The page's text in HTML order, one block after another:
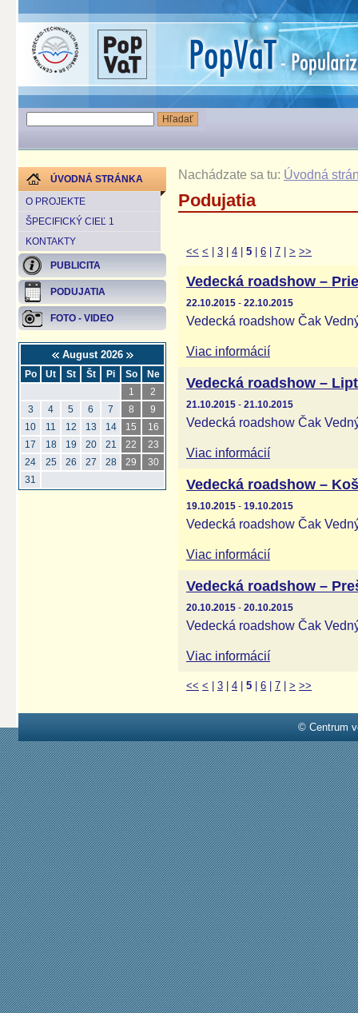
ÚVODNÁ STRÁNKA
O PROJEKTE
ŠPECIFICKÝ CIEĽ 1
KONTAKTY
PUBLICITA
PODUJATIA
FOTO - VIDEO
August 2026
Po Ut St Št Pi So
Ne
1
2
3
4 5 6 7 8
9
10
11 12 13 14 15
16
17
18 19 20 21 22
23
24
25 26 27 28 29
30
31
Nachádzate sa tu: Úvodná
Podujatia
<< < 3 4 5 6 7 > >>
Vedecká roadshow –
22.10.2015 - 22.10.2015
Vedecká roadshow Čak
Viac informácií
Vedecká roadshow –
21.10.2015 - 21.10.2015
Vedecká roadshow Čak
Viac informácií
Vedecká roadshow –
19.10.2015 - 19.10.2015
Vedecká roadshow Čak
Viac informácií
Vedecká roadshow –
20.10.2015 - 20.10.2015
Vedecká roadshow Čak
Viac informácií
<< < 3 4 5 6 7 > >>
© Centrum